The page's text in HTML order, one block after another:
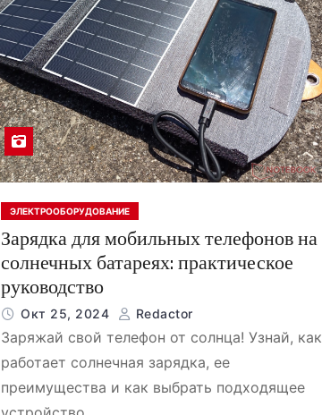
ЭЛЕКТРООБОРУДОВАНИЕ
Зарядка для мобильных телефонов на
солнечных батареях: практическое
руководство
Окт 25, 2024 Redactor
Заряжай свой телефон от солнца! Узнай, как
работает солнечная зарядка, ее
преимущества и как выбрать подходящее